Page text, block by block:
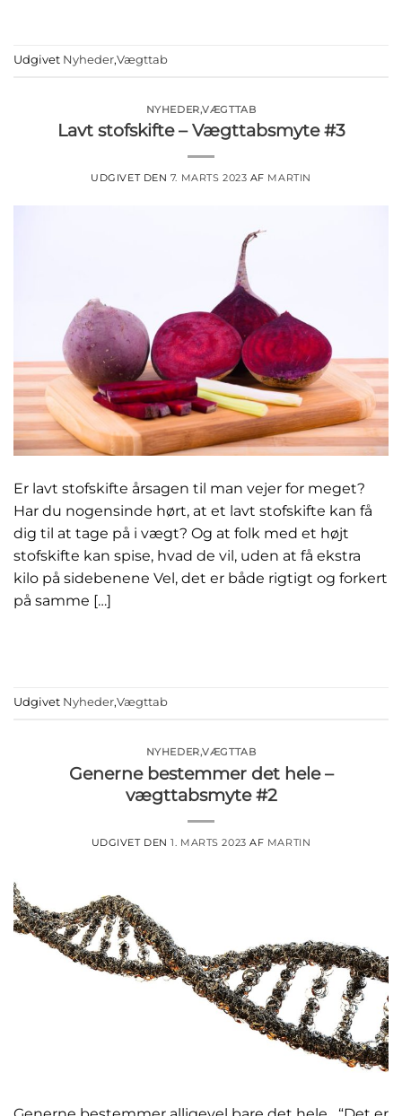
Udgivet Nyheder,Vægttab
NYHEDER,VÆGTTAB
Lavt stofskifte – Vægttabsmyte #3
UDGIVET DEN 7. MARTS 2023 AF MARTIN
Er lavt stofskifte årsagen til man vejer for meget?
Har du nogensinde hørt, at et lavt stofskifte kan få
dig til at tage på i vægt? Og at folk med et højt
stofskifte kan spise, hvad de vil, uden at få ekstra
kilo på sidebenene Vel, det er både rigtigt og forkert
på samme […]
Udgivet Nyheder,Vægttab
NYHEDER,VÆGTTAB
Generne bestemmer det hele –
vægttabsmyte #2
UDGIVET DEN1. MARTS 2023 AF MARTIN